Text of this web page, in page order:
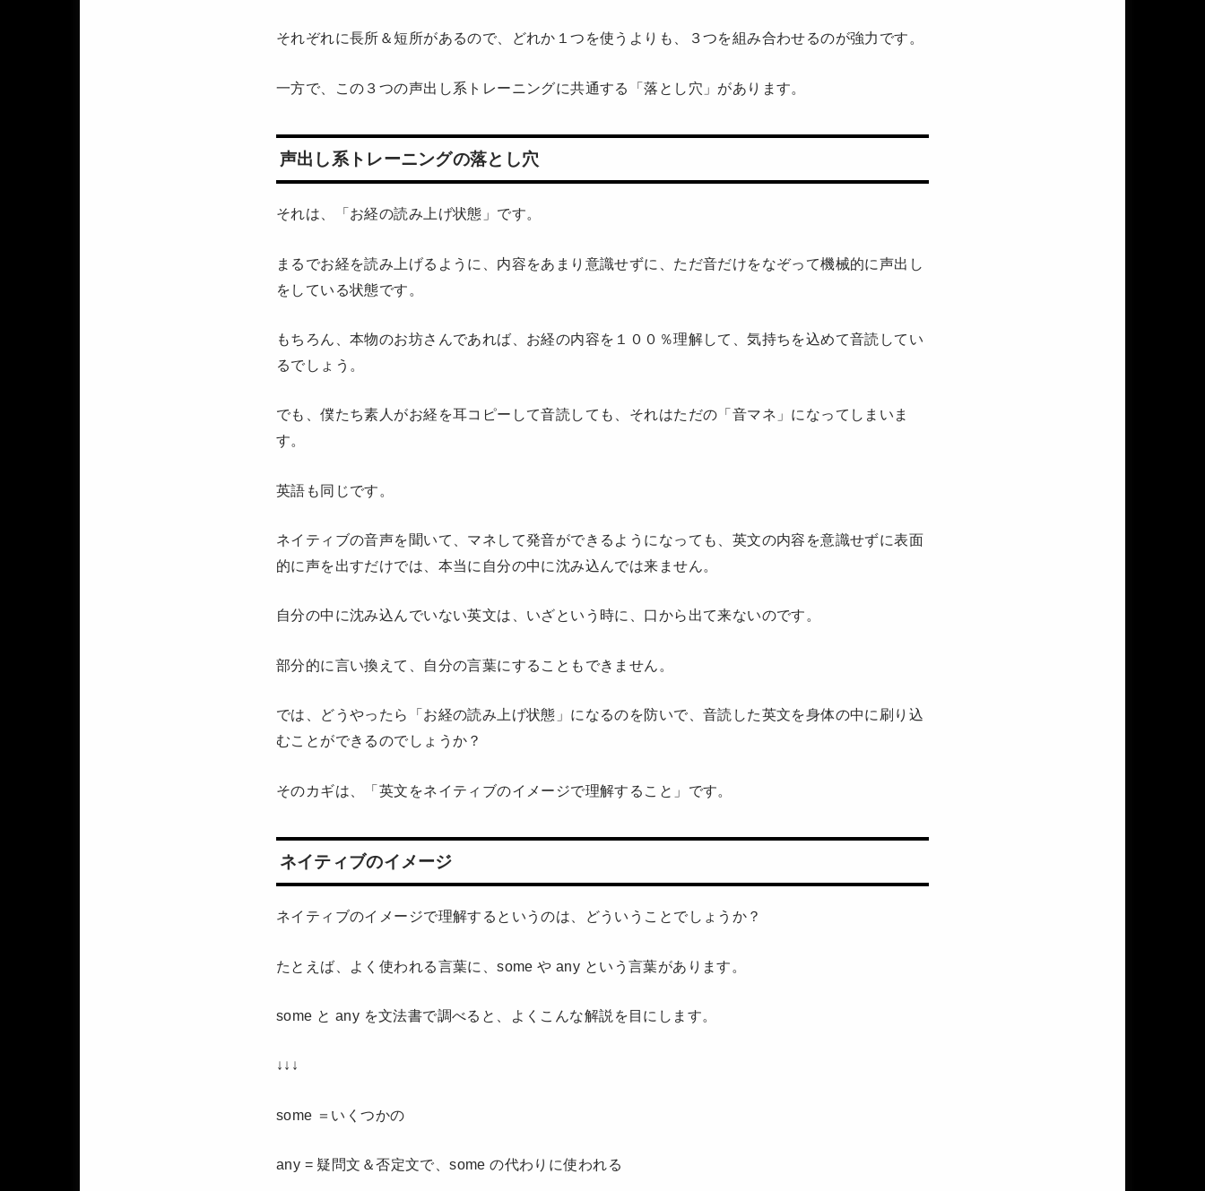
それぞれに長所＆短所があるので、どれか１つを使うよりも、３つを組み合わせるのが強力です。
一方で、この３つの声出し系トレーニングに共通する「落とし穴」があります。
声出し系トレーニングの落とし穴
それは、「お経の読み上げ状態」です。
まるでお経を読み上げるように、内容をあまり意識せずに、ただ音だけをなぞって機械的に声出し
をしている状態です。
もちろん、本物のお坊さんであれば、お経の内容を１００％理解して、気持ちを込めて音読してい
るでしょう。
でも、僕たち素人がお経を耳コピーして音読しても、それはただの「音マネ」になってしまいま
す。
英語も同じです。
ネイティブの音声を聞いて、マネして発音ができるようになっても、英文の内容を意識せずに表面
的に声を出すだけでは、本当に自分の中に沈み込んでは来ません。
自分の中に沈み込んでいない英文は、いざという時に、口から出て来ないのです。
部分的に言い換えて、自分の言葉にすることもできません。
では、どうやったら「お経の読み上げ状態」になるのを防いで、音読した英文を身体の中に刷り込
むことができるのでしょうか？
そのカギは、「英文をネイティブのイメージで理解すること」です。
ネイティブのイメージ
ネイティブのイメージで理解するというのは、どういうことでしょうか？
たとえば、よく使われる言葉に、some や any という言葉があります。
some と any を文法書で調べると、よくこんな解説を目にします。
↓↓↓
some ＝いくつかの
any = 疑問文＆否定文で、some の代わりに使われる